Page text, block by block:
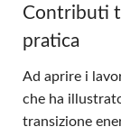
Contributi
pratica
Ad aprire i
che ha
transizione